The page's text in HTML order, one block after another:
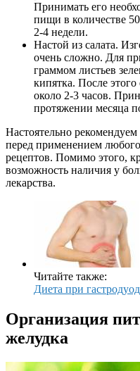
Принимать его
пищи в количестве
2-4 недели.
Настой из салата.
очень сложно. Для
граммом листьев
кипятка. После этого
около 2-3 часов.
протяжении месяца
Настоятельно
перед применением
рецептов. Помимо этого,
возможность наличия у
лекарства.
Читайте также:
Диета при
Организация
желудка